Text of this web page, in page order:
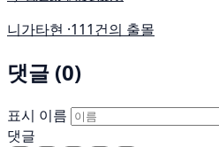
니가타현 ·111건의 출몰
댓글 (0)
표시 이름
댓글